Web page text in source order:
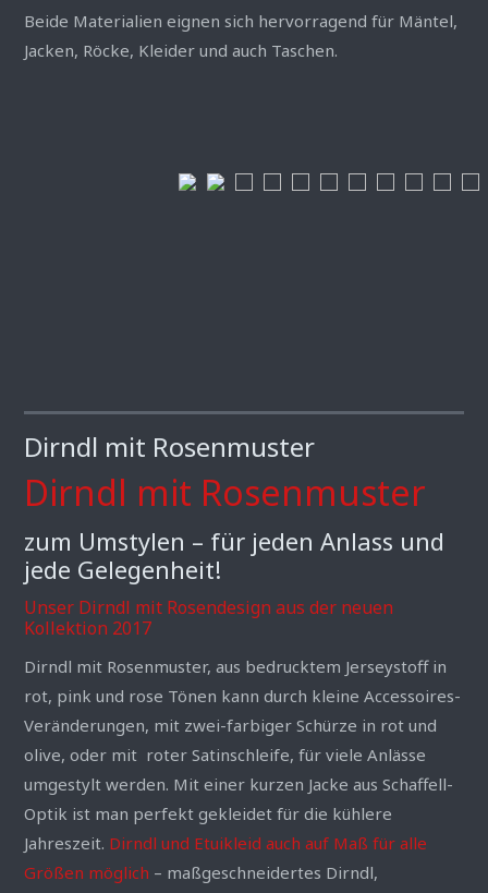
Beide Materialien eignen sich hervorragend für Mäntel,
Jacken, Röcke, Kleider und auch Taschen.
Dirndl mit Rosenmuster
Dirndl mit Rosenmuster
zum Umstylen – für jeden Anlass und
jede Gelegenheit!
Unser Dirndl mit Rosendesign aus der neuen
Kollektion 2017
Dirndl mit Rosenmuster, aus bedrucktem Jerseystoff in
rot, pink und rose Tönen kann durch kleine Accessoires-
Veränderungen, mit zwei-farbiger Schürze in rot und
olive, oder mit roter Satinschleife, für viele Anlässe
umgestylt werden. Mit einer kurzen Jacke aus Schaffell-
Optik ist man perfekt gekleidet für die kühlere
Jahreszeit. Dirndl und Etuikleid auch auf Maß für alle
Größen möglich – maßgeschneidertes Dirndl,